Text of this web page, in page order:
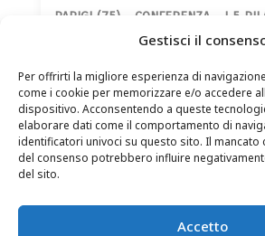
Gestisci il
Per offrirti la migliore esperienza di
come i cookie per memorizzare e/o accedere
dispositivo. Acconsentendo a queste
elaborare dati come il comportamento di
identificatori univoci su questo sito. Il mancato
del consenso potrebbero influire
del sito.
Accetto
PARIGI (75) – CONFERENZA – I 5
CONTATTI